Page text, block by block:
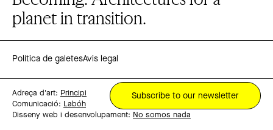
planet in transition.
Política de galetesAvis legal
Adreça d'art: Principi
Comunicació: Labóh
Disseny web i desenvolupament: No somos nada
Subscribe to our newsletter